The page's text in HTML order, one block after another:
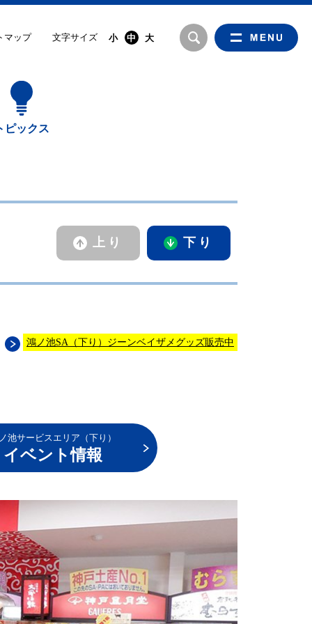
マップ 文字サイズ 小 中 大
ピックス
上り 下り
鴻ノ池SA（下り）ジーンベイザメグッズ販売中
池サービスエリア（下り）
イベント情報